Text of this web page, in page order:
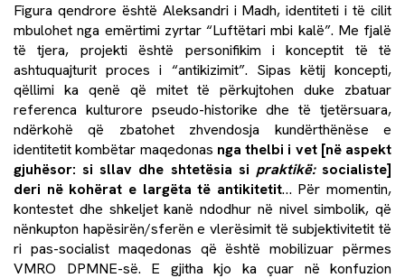
Figura qendrore është Aleksandri i Madh, identiteti i të cilit
mbulohet nga emërtimi zyrtar “Luftëtari mbi kalë”. Me fjalë
të tjera, projekti është personifikim i konceptit të të
ashtuquajturit proces i “antikizimit”. Sipas këtij koncepti,
qëllimi ka qenë që mitet të përkujtohen duke zbatuar
referenca kulturore pseudo-historike dhe të tjetërsuara,
ndërkohë që zbatohet zhvendosja kundërthënëse e
identitetit kombëtar maqedonas nga thelbi i vet [në aspekt
gjuhësor: si sllav dhe shtetësia si praktikë:socialiste]
deri në kohërat e largëta të antikitetit… Për momentin,
kontestet dhe shkeljet kanë ndodhur në nivel simbolik, që
nënkupton hapësirën/sferën e vlerësimit të subjektivitetit të
ri pas-socialist maqedonas që është mobilizuar përmes
VMRO DPMNE-së. E gjitha kjo ka çuar në konfuzion